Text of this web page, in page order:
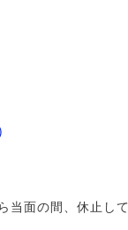
当面の間、休止し